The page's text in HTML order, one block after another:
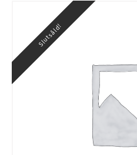
Slutsåld!